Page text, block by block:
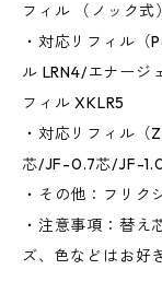
フィル （ノック式）
・対応リフィル（
ル LRN4/エナージ
フィル XKLR5
・対応リフィル
芯/JF-0.7芯/JF-
・その他：フリク
・注意事項：替え
ズ、色などはお好